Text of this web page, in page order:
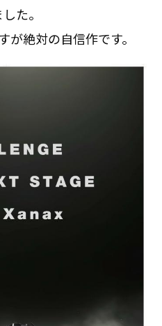
た。
絶対の自信作です。